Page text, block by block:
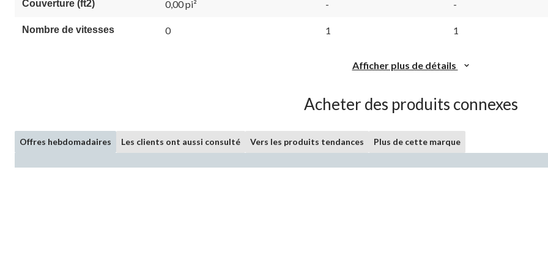
Couverture (ft2) 0,00 pi² - -
Nombre de vitesses 0 1 1
Afficher plus de détails
Acheter des produits connexes
Offres hebdomadaires Les clients ont aussi consulté Vers les produits tendances Plus de cette marque